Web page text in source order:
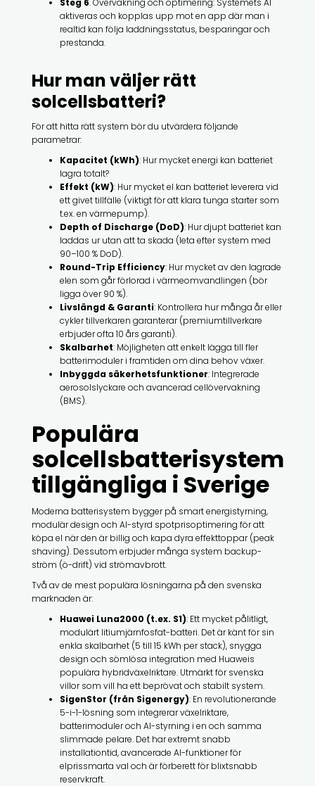
aktiveras och kopplas upp mot en app där man i
realtid kan följa laddningsstatus, besparingar och
prestanda.
Hur man väljer rätt
solcellsbatteri?
För att hitta rätt system bör du utvärdera följande
parametrar:
Kapacitet (kWh): Hur mycket energi kan batteriet
lagra totalt?
Effekt (kW): Hur mycket el kan batteriet leverera vid
ett givet tillfälle (viktigt för att klara tunga starter som
t.ex. en värmepump).
Depth of Discharge (DoD): Hur djupt batteriet kan
laddas ur utan att ta skada (leta efter system med
90–100 % DoD).
Round-Trip Efficiency: Hur mycket av den lagrade
elen som går förlorad i värmeomvandlingen (bör
ligga över 90 %).
Livslängd & Garanti: Kontrollera hur många år eller
cykler tillverkaren garanterar (premiumtillverkare
erbjuder ofta 10 års garanti).
Skalbarhet: Möjligheten att enkelt lägga till fler
batterimoduler i framtiden om dina behov växer.
Inbyggda säkerhetsfunktioner: Integrerade
aerosolslyckare och avancerad cellövervakning
(BMS).
Populära
solcellsbatterisystem
tillgängliga i Sverige
Moderna batterisystem bygger på smart energistyrning,
modulär design och AI-styrd spotprisoptimering för att
köpa el när den är billig och kapa dyra effekttoppar (peak
shaving). Dessutom erbjuder många system backup-
ström (ö-drift) vid strömavbrott.
Två av de mest populära lösningarna på den svenska
marknaden är:
Huawei Luna2000 (t.ex. S1): Ett mycket pålitligt,
modulärt litiumjärnfosfat-batteri. Det är känt för sin
enkla skalbarhet (5 till 15 kWh per stack), snygga
design och sömlösa integration med Huaweis
populära hybridväxelriktare. Utmärkt för svenska
villor som vill ha ett beprövat och stabilt system.
SigenStor (från Sigenergy): En revolutionerande
5-i-1-lösning som integrerar växelriktare,
batterimoduler och AI-styrning i en och samma
slimmade pelare. Det har extremt snabb
installationtid, avancerade AI-funktioner för
elprissmarta val och är förberett för blixtsnabb
reservkraft.